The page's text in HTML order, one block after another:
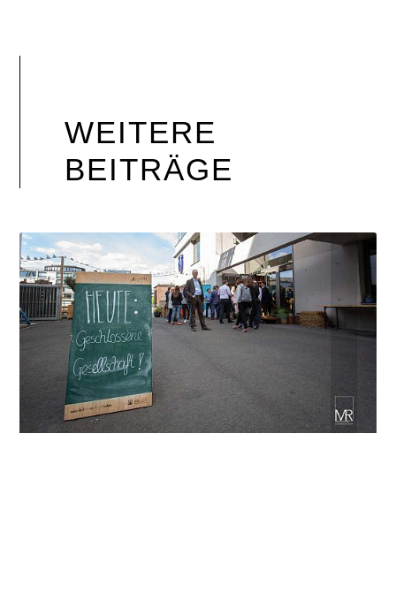
WEITERE
BEITRÄGE